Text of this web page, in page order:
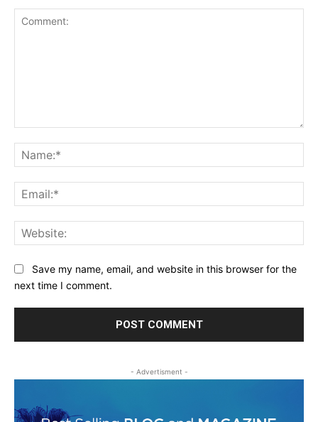
Save my name, email, and website in this browser for the
next time I comment.
- Advertisment -